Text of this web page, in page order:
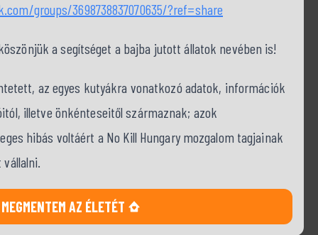
groups/3698738837070635/?ref=share
a segítséget a bajba jutott állatok nevében is!
az egyes kutyákra vonatkozó adatok, információk
illetve önkénteseitől származnak; azok
hibás voltáért a No Kill Hungary mozgalom tagjainak
MEGMENTEM AZ ÉLETÉT